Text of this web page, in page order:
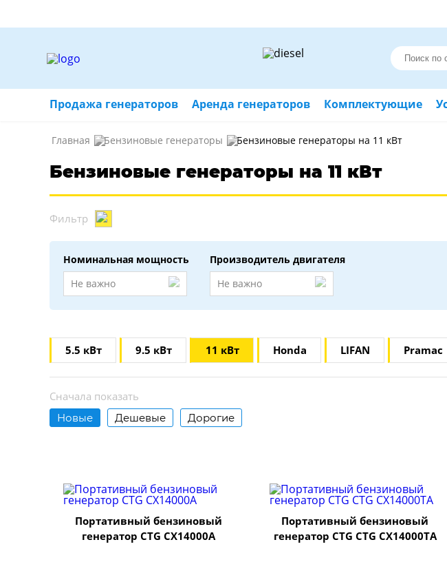
Продажа генераторов Аренда генераторов Комплектующие
Главная Бензиновые генераторы Бензиновые генераторы на 11 кВт
Бензиновые генераторы на 11 кВт
Фильтр
Номинальная мощность
Не важно
Производитель двигателя
Не важно
5.5 кВт 9.5 кВт 11 кВт Honda LIFAN Pramac
Сначала показать
Новые Дешевые Дорогие
Портативный бензиновый
генератор CTG CX14000A
Портативный бензиновый
генератор CTG CTG CX14000TA